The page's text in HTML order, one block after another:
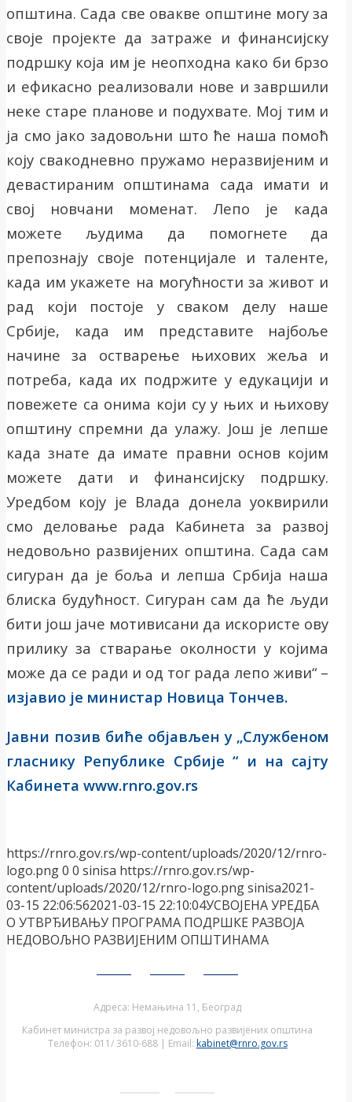
општина. Сада све овакве општине могу за
своје пројекте да затраже и финансијску
подршку која им је неопходна како би брзо
и ефикасно реализовали нове и завршили
неке старе планове и подухвате. Мој тим и
ја смо јако задовољни што ће наша помоћ
коју свакодневно пружамо неразвијеним и
девастираним општинама сада имати и
свој новчани моменат. Лепо је када
можете људима да помогнете да
препознају своје потенцијале и таленте,
када им укажете на могућности за живот и
рад који постоје у сваком делу наше
Србије, када им представите најбоље
начине за остварење њихових жеља и
потреба, када их подржите у едукацији и
повежете са онима који су у њих и њихову
општину спремни да улажу. Још је лепше
када знате да имате правни основ којим
можете дати и финансијску подршку.
Уредбом коју је Влада донела уоквирили
смо деловање рада Кабинета за развој
недовољно развијених општина. Сада сам
сигуран да је боља и лепша Србија наша
блиска будућност. Сигуран сам да ће људи
бити још јаче мотивисани да искористе ову
прилику за стварање околности у којима
може да се ради и од тог рада лепо живи“ –
изјавио је министар Новица Тончев.
Јавни позив биће објављен у „Службеном
гласнику Републике Србије “ и на сајту
Кабинета www.rnro.gov.rs
https://rnro.gov.rs/wp-content/uploads/2020/12/rnro-
logo.png0 0 sinisa https://rnro.gov.rs/wp-
content/uploads/2020/12/rnro-logo.pngsinisa2021-
03-15 22:06:562021-03-15 22:10:04УСВОЈЕНА УРЕДБА
О УТВРЂИВАЊУ ПРОГРАМА ПОДРШКЕ РАЗВОЈА
НЕДОВОЉНО РАЗВИЈЕНИМ ОПШТИНАМА
Адреса: Немањина 11, Београд
Кабинет министра за развој недовољно развијених општина
Телефон: 011/ 3610-688 | Email: kabinet@rnro.gov.rs